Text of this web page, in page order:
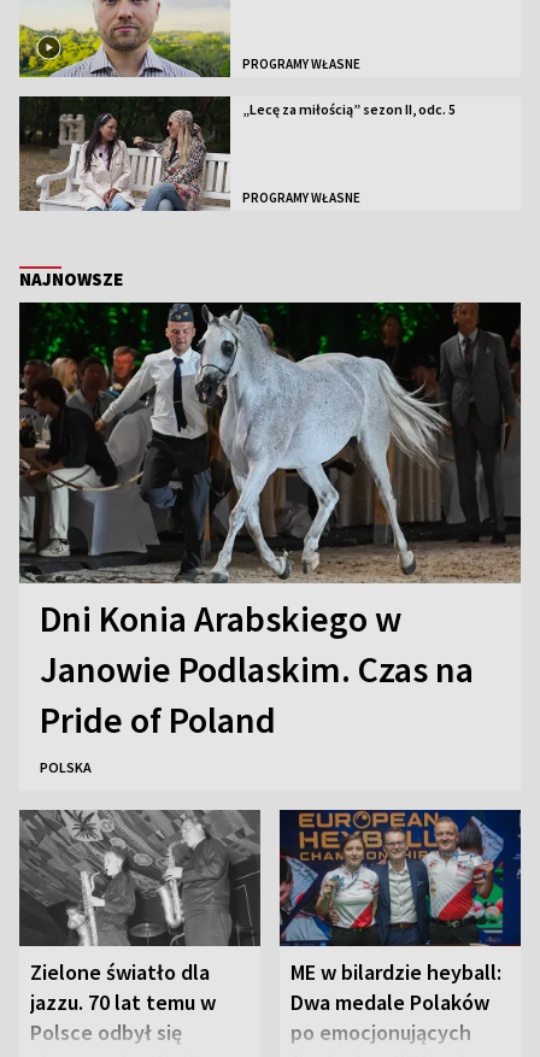
PROGRAMY WŁASNE
„Lecę za miłością” sezon II, odc. 5
PROGRAMY WŁASNE
NAJNOWSZE
Dni Konia Arabskiego w
Janowie Podlaskim. Czas na
Pride of Poland
POLSKA
Zielone światło dla
jazzu. 70 lat temu w
Polsce odbył się
ME w bilardzie heyball:
Dwa medale Polaków
po emocjonujących